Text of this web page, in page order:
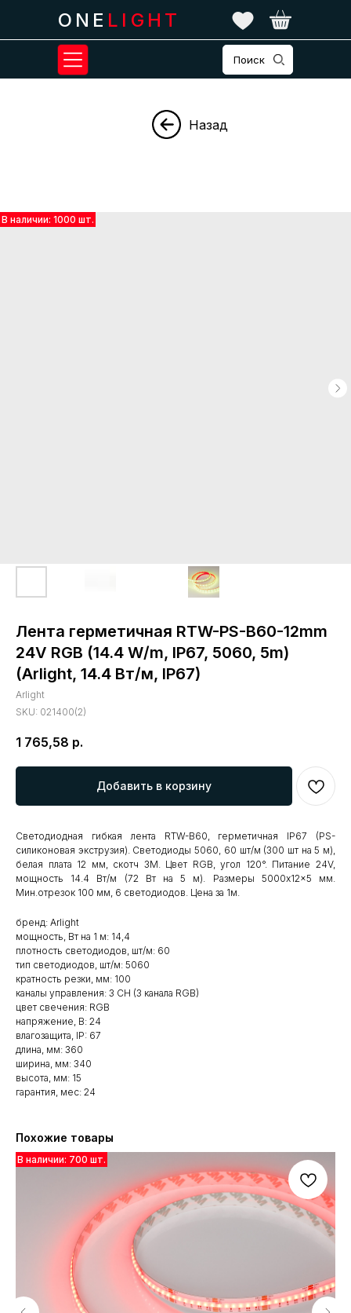
Поиск
ONE LIGHT
Назад
Лента герметичная RTW-PS-B60-12mm
24V RGB (14.4 W/m, IP67, 5060, 5m)
(Arlight, 14.4 Вт/м, IP67)
Arlight
SKU: 021400(2)
1 765,58 р.
Добавить в корзину
Светодиодная гибкая лента RTW-B60, герметичная IP67 (PS-
силиконовая экструзия). Светодиоды 5060, 60 шт/м (300 шт на 5 м),
белая плата 12 мм, скотч 3M. Цвет RGB, угол 120°. Питание 24V,
мощность 14.4 Вт/м (72 Вт на 5 м). Размеры 5000x12x5 мм.
Мин.отрезок 100 мм, 6 светодиодов. Цена за 1м.
бренд: Arlight
мощность, Вт на 1 м: 14,4
плотность светодиодов, шт/м: 60
тип светодиодов, шт/м: 5060
кратность резки, мм: 100
каналы управления: 3 CH (3 канала RGB)
цвет свечения: RGB
напряжение, В: 24
влагозащита, IP: 67
длина, мм: 360
ширина, мм: 340
высота, мм: 15
гарантия, мес: 24
Похожие товары